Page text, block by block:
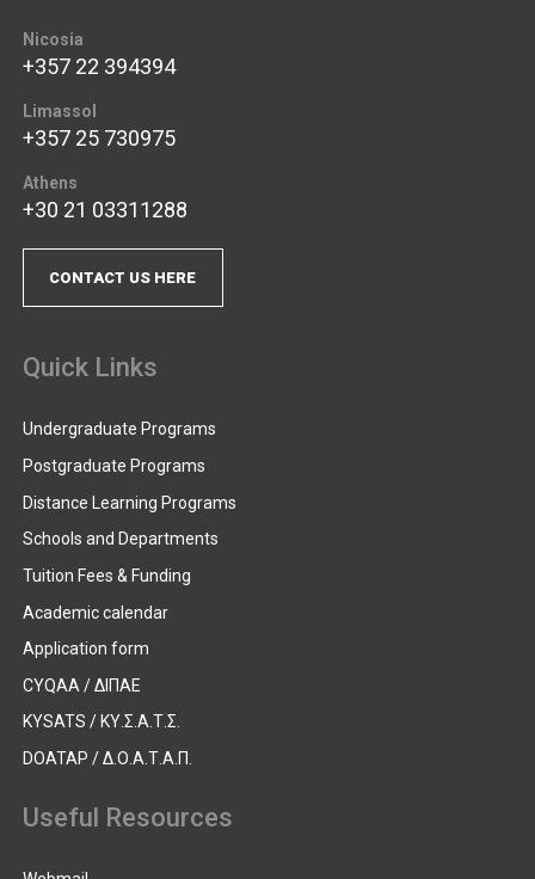
Nicosia
+357 22 394394
Limassol
+357 25 730975
Athens
+30 21 03311288
CONTACT US HERE
Quick Links
Undergraduate Programs
Postgraduate Programs
Distance Learning Programs
Schools and Departments
Tuition Fees & Funding
Academic calendar
Application form
CYQAA / ΔΙΠΑΕ
KYSATS / ΚΥ.Σ.Α.Τ.Σ.
DOATAP / Δ.Ο.Α.Τ.Α.Π.
Useful Resources